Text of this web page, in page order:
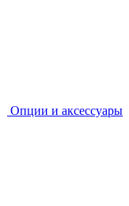
Опции и аксессуары